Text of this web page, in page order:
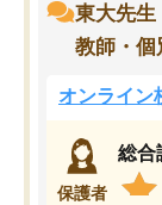
東大先生
教師・個
オンライン
保護者
総合